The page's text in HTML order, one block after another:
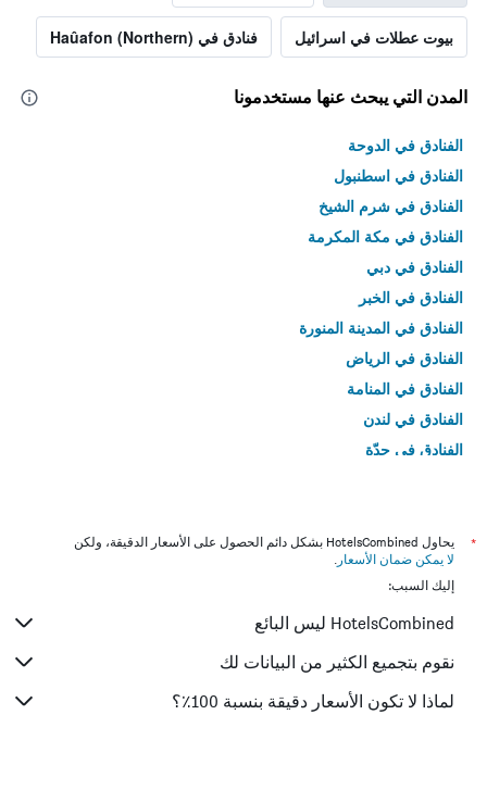
بيوت عطلات في اسرائيل فنادق في Haûafon (Northern)
المدن التي يبحث عنها مستخدمونا
الفنادق في الدوحة
الفنادق في اسطنبول
الفنادق في شرم الشيخ
الفنادق في مكة المكرمة
الفنادق في دبي
الفنادق في الخبر
الفنادق في المدينة المنورة
الفنادق في الرياض
الفنادق في المنامة
الفنادق في لندن
الفنادق في جدّة
*
يحاول HotelsCombined بشكل دائم الحصول على الأسعار الدقيقة، ولكن
لا يمكن ضمان الأسعار .
إليك السبب:
HotelsCombined ليس البائع
نقوم بتجميع الكثير من البيانات لك
لماذا لا تكون الأسعار دقيقة بنسبة 100٪؟